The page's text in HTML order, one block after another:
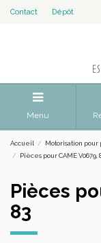
Contact Dépôt
Menu
Accueil Motorisation pour
Pièces pour CAME V0679,
Pièces
83